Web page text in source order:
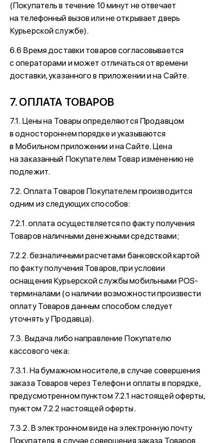
(Покупатель в течение 10 минут не отвечает
на телефонный вызов или не открывает дверь
Курьерской службе).
6.6 Время доставки товаров согласовывается
с операторами и может отличаться от времени
доставки, указанного в приложении и на Сайте.
7. ОПЛАТА ТОВАРОВ
7.1. Цены на Товары определяются Продавцом
в одностороннем порядке и указываются
в Мобильном приложении и на Сайте. Цена
на заказанный Покупателем Товар изменению не
подлежит.
7.2. Оплата Товаров Покупателем производится
одним из следующих способов:
7.2.1. оплата осуществляется по факту получения
Товаров наличными денежными средствами;
7.2.2. безналичными расчетами банковской картой
по факту получения Товаров, при условии
оснащения Курьерской службы мобильными POS-
терминалами (о наличии возможности произвести
оплату Товаров данным способом следует
уточнять у Продавца).
7.3. Выдача либо направление Покупателю
кассового чека:
7.3.1. На бумажном носителе, в случае совершения
заказа Товаров через Телефон и оплаты в порядке,
предусмотренном пунктом 7.2.1 настоящей оферты,
пунктом 7.2.2 настоящей оферты.
7.3.2. В электронном виде на электронную почту
Покупателя, в случае совершения заказа Товаров